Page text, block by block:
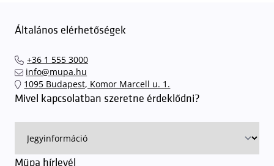
Általános elérhetőségek
+36 1 555 3000
info@mupa.hu
1095 Budapest, Komor Marcell u. 1.
Mivel kapcsolatban szeretne érdeklődni?
Müpa hírlevél